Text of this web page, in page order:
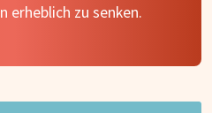
erheblich zu senken.